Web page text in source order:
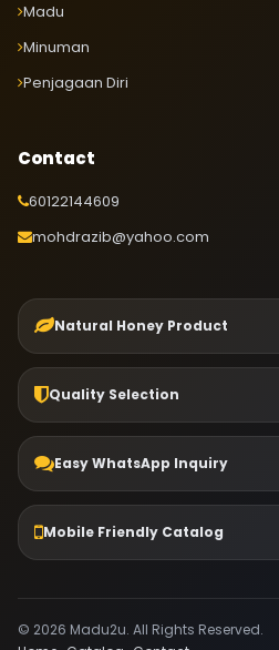
Madu
Minuman
Penjagaan Diri
Contact
60122144609
mohdrazib@yahoo.com
Natural Honey Product
Quality Selection
Easy WhatsApp Inquiry
Mobile Friendly Catalog
© 2026 Madu2u. All Rights Reserved.